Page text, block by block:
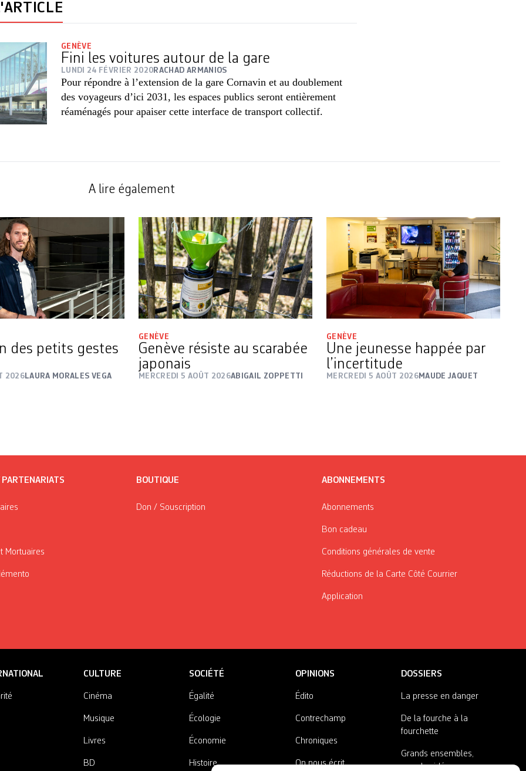
GENÈVE
Fini les voitures autour de la gare
LUNDI 24 FÉVRIER 2020 RACHAD ARMANIOS
Pour répondre à l’extension de la gare Cornavin et au doublement
des voyageurs d’ici 2031, les espaces publics seront entièrement
réaménagés pour apaiser cette interface de transport collectif.
A lire également
des petits gestes
2026LAURA MORALES VEGA
GENÈVE
Genève résiste au scarabée
japonais
MERCREDI 5 AOÛT 2026ABIGAIL ZOPPETTI
GENÈVE
Une jeunesse happée par
l’incertitude
MERCREDI 5 AOÛT 2026 MAUDE JAQUET
Mortuaires
BOUTIQUE
Don / Souscription
ABONNEMENTS
Abonnements
Bon cadeau
Conditions générales de vente
Réductions de la Carte Côté Courrier
Application
CULTURE
Cinéma
Musique
Livres
BD
SOCIÉTÉ
Égalité
Écologie
Économie
Histoire
OPINIONS
Édito
Contrechamp
Chroniques
On nous écrit
DOSSIERS
La presse en danger
De la fourche à la
fourchette
Grands ensembles,
grandes idées